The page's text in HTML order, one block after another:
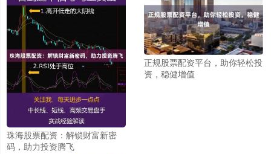
珠海股票配资：解锁财富新密
码，助力投资腾飞
正规股票配资平台，助你轻松投
资，稳健增值